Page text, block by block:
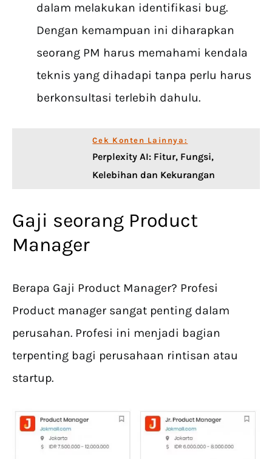
dalam melakukan identifikasi bug.
Dengan kemampuan ini diharapkan
seorang PM harus memahami kendala
teknis yang dihadapi tanpa perlu harus
berkonsultasi terlebih dahulu.
Cek Konten Lainnya:
Perplexity AI: Fitur, Fungsi,
Kelebihan dan Kekurangan
Gaji seorang Product
Manager
Berapa Gaji Product Manager? Profesi
Product manager sangat penting dalam
perusahan. Profesi ini menjadi bagian
terpenting bagi perusahaan rintisan atau
startup.